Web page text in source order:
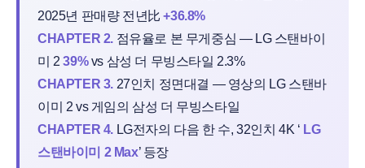
2025년 판매량 전년比+36.8%
CHAPTER 2. 점유율로 본 무게중심 — LG 스탠바이
미 239%vs 삼성 더 무빙스타일 2.3%
CHAPTER 3. 27인치 정면대결 — 영상의 LG 스탠바
이미 2 vs 게임의 삼성 더 무빙스타일
CHAPTER 4. LG전자의 다음 한 수, 32인치 4K ‘ LG
스탠바이미 2 Max’ 등장